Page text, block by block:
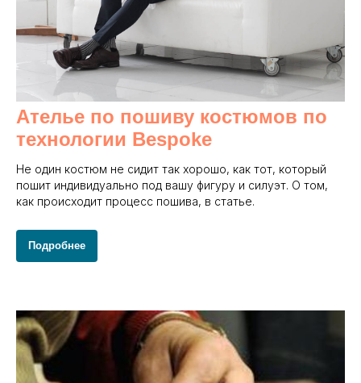
Ателье по пошиву костюмов по
технологии Bespoke
Не один костюм не сидит так хорошо, как тот, который
пошит индивидуально под вашу фигуру и силуэт. О том,
как происходит процесс пошива, в статье.
Подробнее